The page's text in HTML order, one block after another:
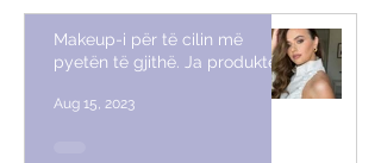
Makeup-i për të cilin më
pyetën të gjithë. Ja produktet
Aug 15, 2023